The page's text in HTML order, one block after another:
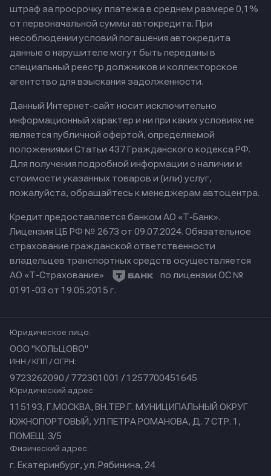
штраф за просрочку платежа в среднем размере 0,1%
от первоначальной суммы автокредита. При
несоблюдении условий погашения автокредита
данные о нарушителе могут быть переданы в
специальный реестр должников и коллекторское
агентство для взыскания задолженности.
Данный Интернет-сайт носит исключительно
информационный характер и ни при каких условиях не
является публичной офертой, определяемой
положениями Статьи 437 Гражданского кодекса РФ.
Для получения подробной информации о наличии и
стоимости указанных товаров и (или) услуг,
пожалуйста, обращайтесь к менеджерам автоцентра.
Кредит предоставляется банком АО «Т-Банк».
Лицензия ЦБ РФ № 2673 от 09.07.2024. Обязательное
страхование гражданской ответственности
владельцев транспортных средств осуществляется
АО «Т-Страхование»
по лицензии ОС №
0191-03 от 19.05.2015 г.
Юридическое лицо:
ООО "КОЛЬЦОВО"
ИНН / КПП / ОГРН:
9723262090 / 772301001 / 1257700451645
Юридический адрес:
115193, Г.МОСКВА, ВН.ТЕР.Г. МУНИЦИПАЛЬНЫЙ ОКРУГ
ЮЖНОПОРТОВЫЙ, УЛ ПЕТРА РОМАНОВА, Д. 7 СТР. 1,
ПОМЕЩ. 3/5
Физический адрес:
г. Екатеринбург, ул. Рябинина, 24